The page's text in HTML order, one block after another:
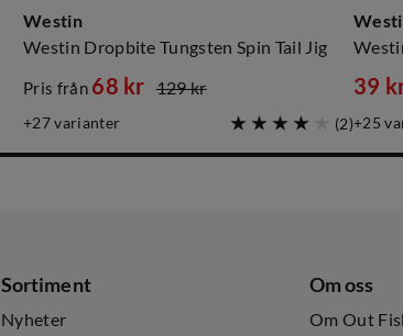
Westin
Westin Dropbite Tungsten Spin Tail Jig
price
Pris från 68 kr
price
129 kr
27 varianter (2) price
39
price
25
Sortiment
Nyheter
Om oss
Om Out